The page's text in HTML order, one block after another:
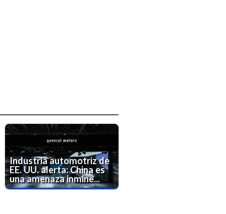
Industria automotriz de
EE. UU. alerta: China es
una amenaza inmine...